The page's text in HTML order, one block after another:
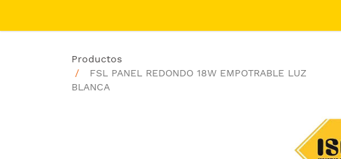
Productos
FSL PANEL REDONDO 18W EMPOTRABLE LUZ
BLANCA